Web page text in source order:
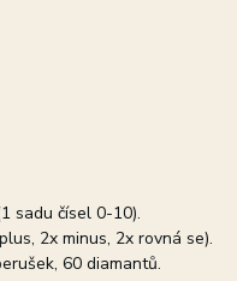
sadu čísel 0-10).
2x minus, 2x rovná se).
60 diamantů.